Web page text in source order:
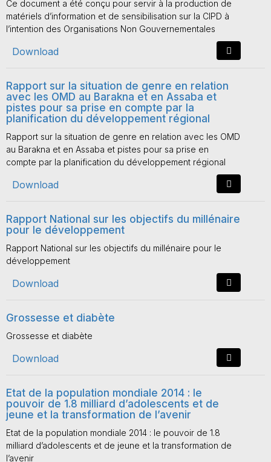
Ce document a été conçu pour servir à la production de
matériels d’information et de sensibilisation sur la CIPD à
l’intention des Organisations Non Gouvernementales
Download
Rapport sur la situation de genre en relation
avec les OMD au Barakna et en Assaba et
pistes pour sa prise en compte par la
planification du développement régional
Rapport sur la situation de genre en relation avec les OMD
au Barakna et en Assaba et pistes pour sa prise en
compte par la planification du développement régional
Download
Rapport National sur les objectifs du millénaire
pour le développement
Rapport National sur les objectifs du millénaire pour le
développement
Download
Grossesse et diabète
Grossesse et diabète
Download
Etat de la population mondiale 2014 : le
pouvoir de 1.8 milliard d’adolescents et de
jeune et la transformation de l’avenir
Etat de la population mondiale 2014 : le pouvoir de 1.8
milliard d’adolescents et de jeune et la transformation de
l’avenir